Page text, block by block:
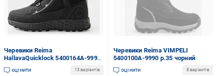
Черевики Reima
HallavaQuicklock 5400164A-9990
р.31 чорний
оцінити 13 варіантів
Черевики Reima VIMPELI
5400100A-9990 р.35 чорний
оцінити 8 варіантів